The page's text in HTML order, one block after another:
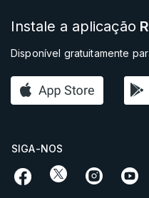
Instale a aplicação
Disponível gratuitamente
SIGA-NOS